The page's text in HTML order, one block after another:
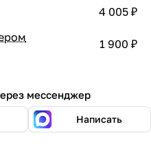
4 005 ₽
1 900 ₽
мессенджер
Написать